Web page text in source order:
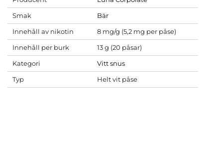
Smak
Bär
Innehåll av nikotin
8 mg/g (5,2 mg per påse)
Innehåll per burk
13 g (20 påsar)
Kategori
Vitt snus
Typ
Helt vit påse